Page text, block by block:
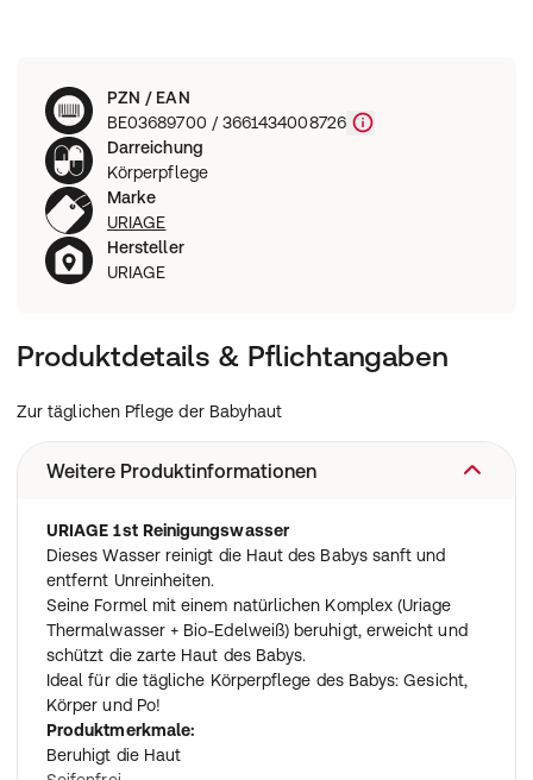
PZN / EAN
BE03689700 / 3661434008726
Darreichung
Körperpflege
Marke
URIAGE
Hersteller
URIAGE
Produktdetails & Pflichtangaben
Zur täglichen Pflege der Babyhaut
Weitere Produktinformationen
URIAGE 1st Reinigungswasser
Dieses Wasser reinigt die Haut des Babys sanft und
entfernt Unreinheiten.
Seine Formel mit einem natürlichen Komplex (Uriage
Thermalwasser + Bio-Edelweiß) beruhigt, erweicht und
schützt die zarte Haut des Babys.
Ideal für die tägliche Körperpflege des Babys: Gesicht,
Körper und Po!
Produktmerkmale:
Beruhigt die Haut